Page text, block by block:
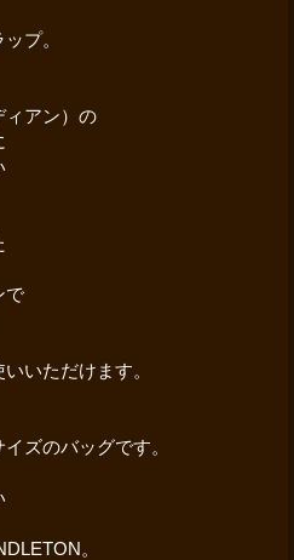
プ。
ィアン）の
で
いただけます。
ズのバッグです。
。